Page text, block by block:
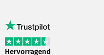
Hervorragend